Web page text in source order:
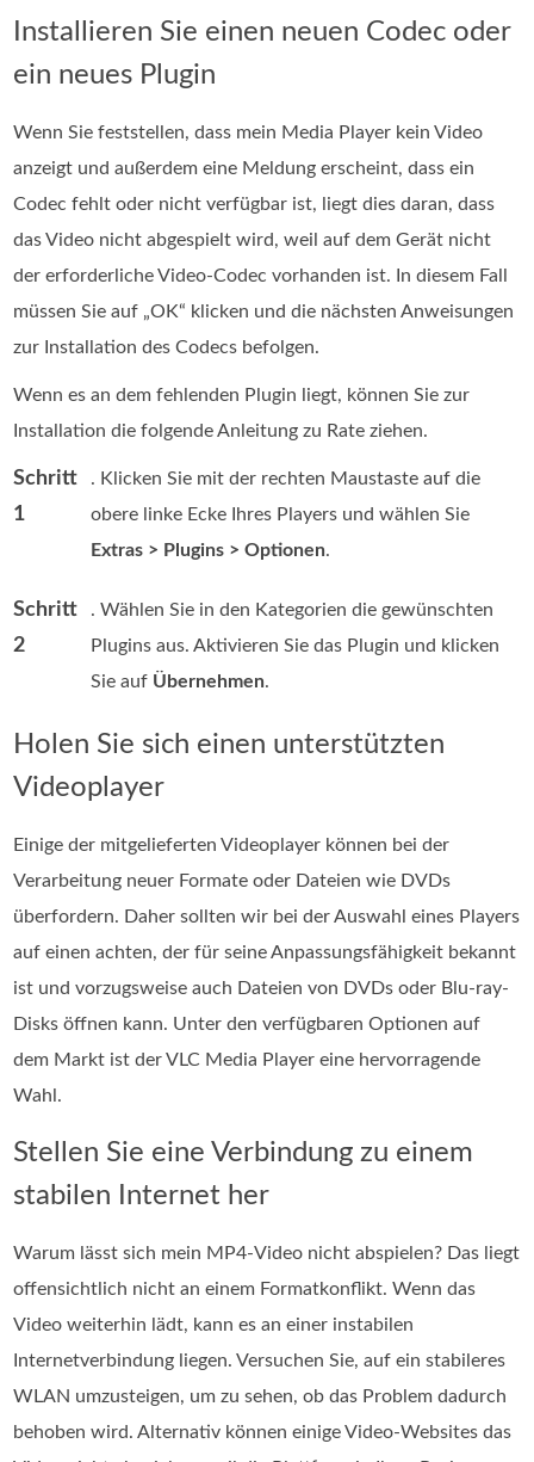
Installieren Sie einen neuen Codec oder
ein neues Plugin
Wenn Sie feststellen, dass mein Media Player kein Video
anzeigt und außerdem eine Meldung erscheint, dass ein
Codec fehlt oder nicht verfügbar ist, liegt dies daran, dass
das Video nicht abgespielt wird, weil auf dem Gerät nicht
der erforderliche Video-Codec vorhanden ist. In diesem Fall
müssen Sie auf „OK“ klicken und die nächsten Anweisungen
zur Installation des Codecs befolgen.
Wenn es an dem fehlenden Plugin liegt, können Sie zur
Installation die folgende Anleitung zu Rate ziehen.
Schritt
1
. Klicken Sie mit der rechten Maustaste auf die
obere linke Ecke Ihres Players und wählen Sie
Extras > Plugins > Optionen.
Schritt
2
. Wählen Sie in den Kategorien die gewünschten
Plugins aus. Aktivieren Sie das Plugin und klicken
Sie auf Übernehmen.
Holen Sie sich einen unterstützten
Videoplayer
Einige der mitgelieferten Videoplayer können bei der
Verarbeitung neuer Formate oder Dateien wie DVDs
überfordern. Daher sollten wir bei der Auswahl eines Players
auf einen achten, der für seine Anpassungsfähigkeit bekannt
ist und vorzugsweise auch Dateien von DVDs oder Blu-ray-
Disks öffnen kann. Unter den verfügbaren Optionen auf
dem Markt ist der VLC Media Player eine hervorragende
Wahl.
Stellen Sie eine Verbindung zu einem
stabilen Internet her
Warum lässt sich mein MP4-Video nicht abspielen? Das liegt
offensichtlich nicht an einem Formatkonflikt. Wenn das
Video weiterhin lädt, kann es an einer instabilen
Internetverbindung liegen. Versuchen Sie, auf ein stabileres
WLAN umzusteigen, um zu sehen, ob das Problem dadurch
behoben wird. Alternativ können einige Video-Websites das